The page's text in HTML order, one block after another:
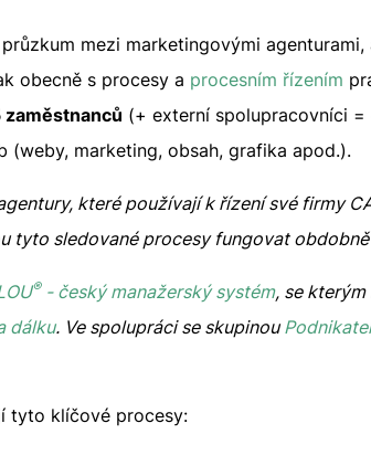
mezi marketingovými
obecně s procesy a procesním řízením
(+ externí spolupracovníci
marketing, obsah, grafika apod.).
které používají k řízení své firmy
tyto sledované procesy fungovat
®- český manažerský systém, se
dálku. Ve spolupráci se skupinou
tyto klíčové procesy: